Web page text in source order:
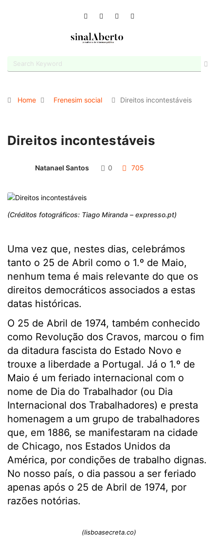
Home Frenesim social Direitos incontestáveis
Direitos incontestáveis
Natanael Santos 0 705
(Créditos fotográficos: Tiago Miranda – expresso.pt)
Uma vez que, nestes dias, celebrámos
tanto o 25 de Abril como o 1.º de Maio,
nenhum tema é mais relevante do que os
direitos democráticos associados a estas
datas históricas.
O 25 de Abril de 1974, também conhecido
como Revolução dos Cravos, marcou o fim
da ditadura fascista do Estado Novo e
trouxe a liberdade a Portugal. Já o 1.º de
Maio é um feriado internacional com o
nome de Dia do Trabalhador (ou Dia
Internacional dos Trabalhadores) e presta
homenagem a um grupo de trabalhadores
que, em 1886, se manifestaram na cidade
de Chicago, nos Estados Unidos da
América, por condições de trabalho dignas.
No nosso país, o dia passou a ser feriado
apenas após o 25 de Abril de 1974, por
razões notórias.
(lisboasecreta.co)